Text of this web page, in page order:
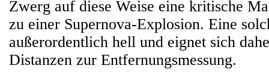
Zwerg auf diese Weise eine kritische
zu einer Supernova-Explosion. Eine
außerordentlich hell und eignet sich
Distanzen zur Entfernungsmessung.